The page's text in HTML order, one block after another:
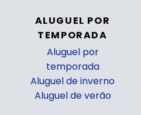
ALUGUEL POR
TEMPORADA
Aluguel por
temporada
Aluguel de inverno
Aluguel de verão